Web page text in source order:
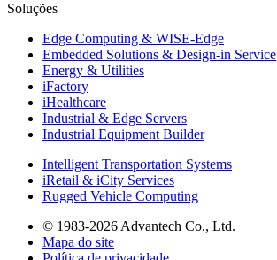
Soluções
Edge Computing & WISE-Edge
Embedded Solutions & Design-in Service
Energy & Utilities
iFactory
iHealthcare
Industrial & Edge Servers
Industrial Equipment Builder
Intelligent Transportation Systems
iRetail & iCity Services
Rugged Vehicle Computing
© 1983-2026 Advantech Co., Ltd.
Mapa do site